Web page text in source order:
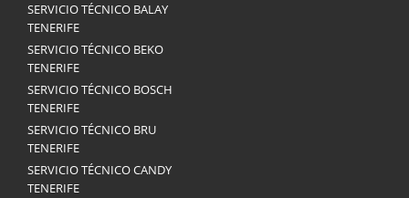
SERVICIO TÉCNICO BALAY
TENERIFE
SERVICIO TÉCNICO BEKO
TENERIFE
SERVICIO TÉCNICO BOSCH
TENERIFE
SERVICIO TÉCNICO BRU
TENERIFE
SERVICIO TÉCNICO CANDY
TENERIFE